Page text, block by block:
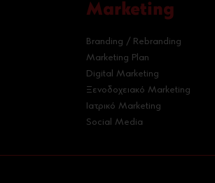
Marketing
Branding / Rebranding
Marketing Plan
Digital Marketing
Ξενοδοχειακό Marketing
Ιατρικό Marketing
Social Media